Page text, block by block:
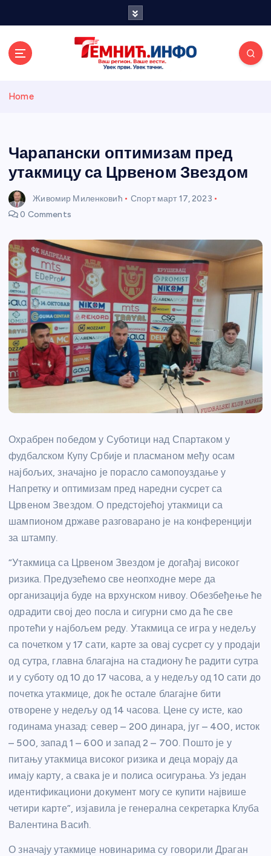
и портал
Home
Чарапански оптимизам пред
утакмицу са Црвеном Звездом
Живомир Миленковић Спорт март 17, 2023
0 Comments
Охрабрен победом у Суботици над Спартаком у
фудбалском Купу Србије и пласманом међу осам
најбољих, значајно је порасло самопоуздање у
Напретку и оптимизам пред наредни сусрет са
Црвеном Звездом. О предстојећој утакмици са
шампионом државе разговарано је на конференцији
за штампу.
“Утакмица са Црвеном Звездом је догађај високог
ризика. Предузећемо све неопходне мере да
организација буде на врхунском нивоу. Обезбеђење ће
одрадити свој део посла и сигурни смо да ће све
протећи у најбољем реду. Утакмица се игра у недељу
са почетком у 17 сати, карте за овај сусрет су у продаји
од сутра, главна благајна на стадиону ће радити сутра
и у суботу од 10 до 17 часова, а у недељу од 10 сати до
почетка утакмице, док ће остале благајне бити
отворене у недељу од 14 часова. Цене су исте, као
годинама уназад: север – 200 динара, југ – 400, исток
– 500, запад 1 – 600 и запад 2 – 700. Пошто је у
питању утакмица високог ризика и деца морају да
имају карту, а свака је и полиса осигурања. Уз један
идентификациони документ могу се купити највише
четири карте”, изјавила је генерална секретарка Клуба
Валентина Васић.
О значају утакмице новинарима су говорили Драган